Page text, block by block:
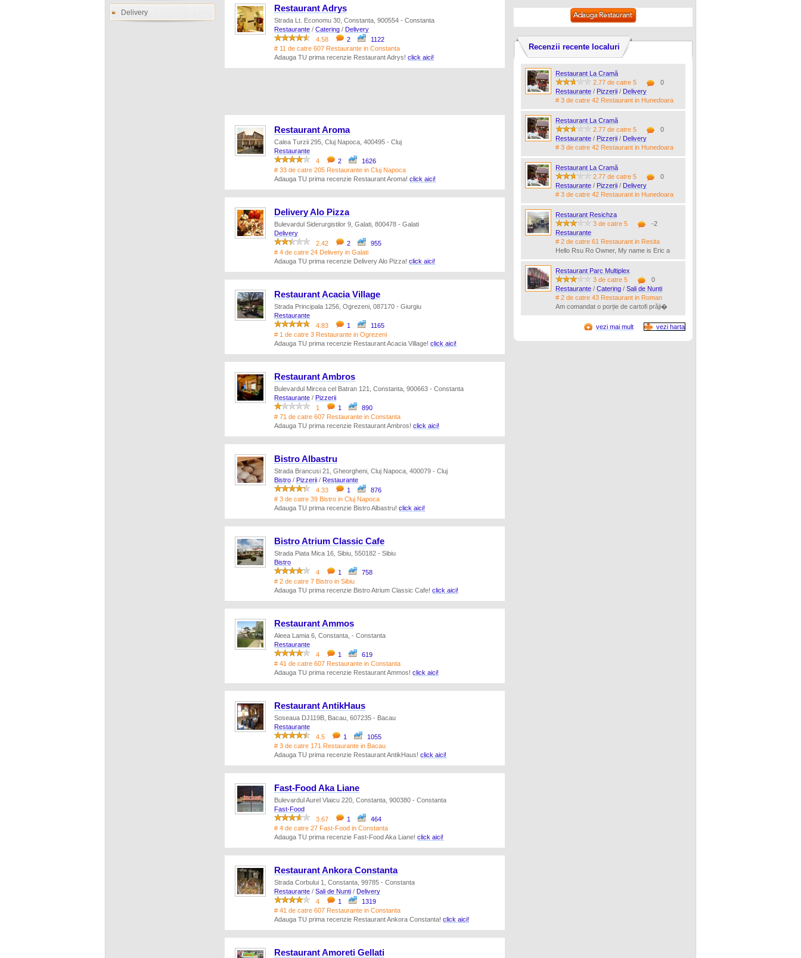
Delivery Restaurant Adrys
Strada Lt. Economu 30, Constanta, 900554 - Constanta
Restaurante / Catering / Delivery
4.58
2
1122
# 11 de catre 607 Restaurante in Constanta
Adauga TU prima recenzie Restaurant Adrys! click aici!
Restaurant Aroma
Calea Turzii 295, Cluj Napoca, 400495 - Cluj
Restaurante
4
2
1626
# 33 de catre 205 Restaurante in Cluj Napoca
Adauga TU prima recenzie Restaurant Aroma! click aici!
Delivery Alo Pizza
Bulevardul Siderurgistilor 9, Galati, 800478 - Galati
Delivery
2.42
2
955
# 4 de catre 24 Delivery in Galati
Adauga TU prima recenzie Delivery Alo Pizza! click aici!
Restaurant Acacia Village
Strada Principala 1256, Ogrezeni, 087170 - Giurgiu
Restaurante
4.83
1
1165
# 1 de catre 3 Restaurante in Ogrezeni
Adauga TU prima recenzie Restaurant Acacia Village! click aici!
Restaurant Ambros
Bulevardul Mircea cel Batran 121, Constanta, 900663 - Constanta
Restaurante / Pizzerii
1
1
890
# 71 de catre 607 Restaurante in Constanta
Adauga TU prima recenzie Restaurant Ambros! click aici!
Bistro Albastru
Strada Brancusi 21, Gheorgheni, Cluj Napoca, 400079 - Cluj
Bistro / Pizzerii / Restaurante
4.33
1
876
# 3 de catre 39 Bistro in Cluj Napoca
Adauga TU prima recenzie Bistro Albastru! click aici!
Bistro Atrium Classic Cafe
Strada Piata Mica 16, Sibiu, 550182 - Sibiu
Bistro
4
1
758
# 2 de catre 7 Bistro in Sibiu
Adauga TU prima recenzie Bistro Atrium Classic Cafe! click aici!
Restaurant Ammos
Aleea Lamia 6, Constanta, - Constanta
Restaurante
4
1
619
# 41 de catre 607 Restaurante in Constanta
Adauga TU prima recenzie Restaurant Ammos! click aici!
Restaurant AntikHaus
Soseaua DJ119B, Bacau, 607235 - Bacau
Restaurante
4.5
1
1055
# 3 de catre 171 Restaurante in Bacau
Adauga TU prima recenzie Restaurant AntikHaus! click aici!
Fast-Food Aka Liane
Bulevardul Aurel Vlaicu 220, Constanta, 900380 - Constanta
Fast-Food
3.67
1
464
# 4 de catre 27 Fast-Food in Constanta
Adauga TU prima recenzie Fast-Food Aka Liane! click aici!
Restaurant Ankora Constanta
Strada Corbului 1, Constanta, 99785 - Constanta
Restaurante / Sali de Nunti / Delivery
4
1
1319
# 41 de catre 607 Restaurante in Constanta
Adauga TU prima recenzie Restaurant Ankora Constanta! click aici!
Restaurant Amoreti Gellati
Recenzii recente localuri
Restaurant La Cramă
2.77 de catre 5
0
Restaurante / Pizzerii / Delivery
# 3 de catre 42 Restaurant in Hunedoara
Restaurant La Cramă
2.77 de catre 5
0
Restaurante / Pizzerii / Delivery
# 3 de catre 42 Restaurant in Hunedoara
Restaurant La Cramă
2.77 de catre 5
0
Restaurante / Pizzerii / Delivery
# 3 de catre 42 Restaurant in Hunedoara
Restaurant Resichza
3 de catre 5
-2
Restaurante
# 2 de catre 61 Restaurant in Resita
Hello Rsu Ro Owner, My name is Eric a
Restaurant Parc Multiplex
3 de catre 5
0
Restaurante / Catering / Sali de Nunti
# 2 de catre 43 Restaurant in Roman
Am comandat o porție de cartofi prăji�
vezi mai mult vezi harta